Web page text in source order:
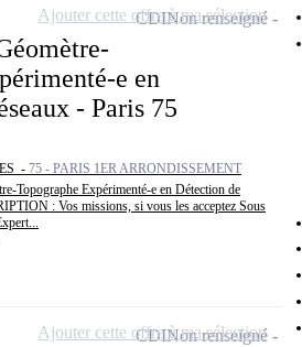
e en
- Paris 75
- 75 - PARIS 1ER ARRONDISSEMENT
Topographe Expérimenté-e en Détection de
: Vos missions, si vous les acceptez Sous
CDINon renseigné
Ajouter cette offre à ma sélection
CDINon renseigné
Ajouter cette offre à ma sélection